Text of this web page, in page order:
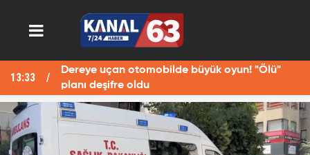
13:33
Dereye uçan otomobilde büyük oyun! "Ölü"
planı deşifre oldu